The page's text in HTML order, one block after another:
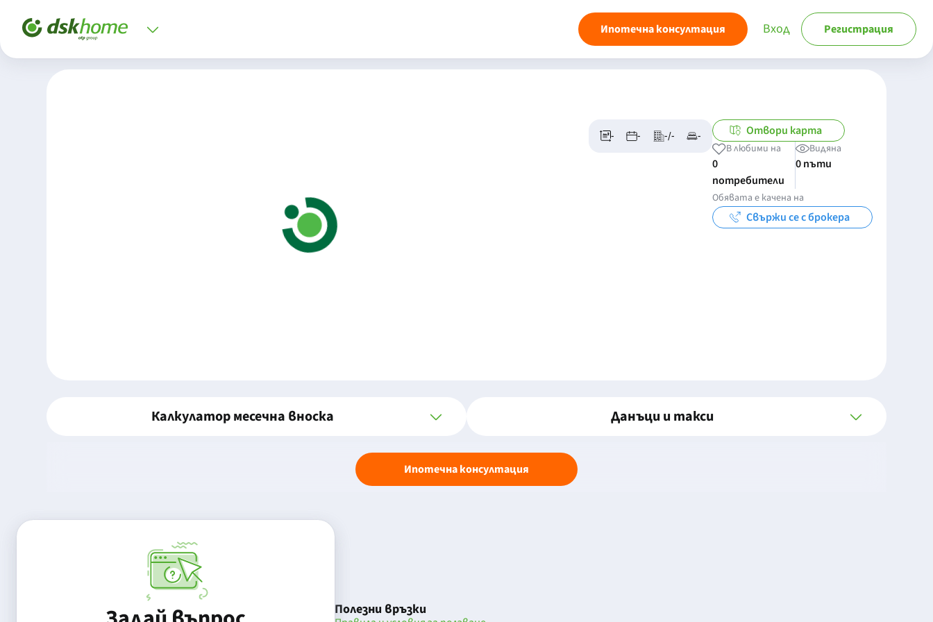
Ипотечна консултация Вход Регистрация
- - -/- - Отвори карта
В любими на
0
потребители
Видяна
0 пъти
Обявата е качена на
Свържи се с брокера
Калкулатор месечна вноска Данъци и такси
Ипотечна консултация
Полезни връзки